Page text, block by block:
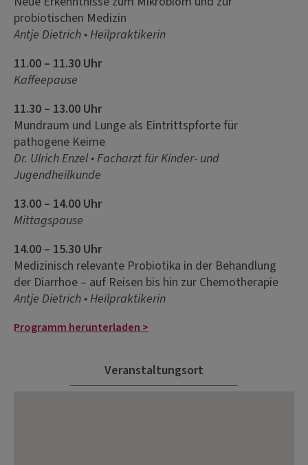
probiotischen Medizin
Antje Dietrich • Heilpraktikerin
11.00 – 11.30 Uhr
Kaffeepause
11.30 – 13.00 Uhr
Mundraum und Lunge als Eintrittspforte für
pathogene Keime
Dr. Ulrich Enzel • Facharzt für Kinder- und
Jugendheilkunde
13.00 – 14.00 Uhr
Mittagspause
14.00 – 15.30 Uhr
Medizinisch relevante Probiotika in der Behandlung
der Diarrhoe – auf Reisen bis hin zur Chemotherapie
Antje Dietrich • Heilpraktikerin
Programm herunterladen >
Veranstaltungsort